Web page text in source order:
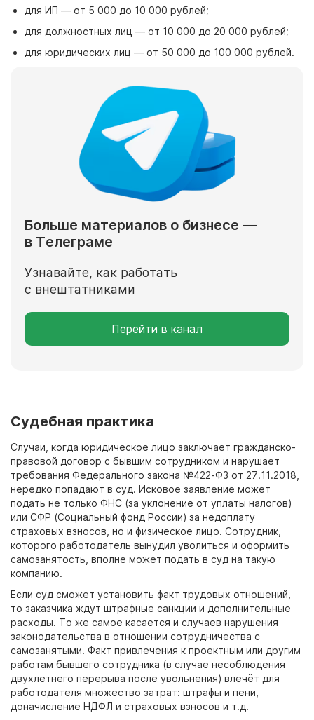
для ИП — от 5 000 до 10 000 рублей;
для должностных лиц — от 10 000 до 20 000 рублей;
для юридических лиц — от 50 000 до 100 000 рублей.
Больше материалов о бизнесе —
в Телеграме
Узнавайте, как работать
с внештатниками
Перейти в канал
Судебная практика
Случаи, когда юридическое лицо заключает гражданско-
правовой договор с бывшим сотрудником и нарушает
требования Федерального закона №422-ФЗ от 27.11.2018,
нередко попадают в суд. Исковое заявление может
подать не только ФНС (за уклонение от уплаты налогов)
или СФР (Социальный фонд России) за недоплату
страховых взносов, но и физическое лицо. Сотрудник,
которого работодатель вынудил уволиться и оформить
самозанятость, вполне может подать в суд на такую
компанию.
Если суд сможет установить факт трудовых отношений,
то заказчика ждут штрафные санкции и дополнительные
расходы. То же самое касается и случаев нарушения
законодательства в отношении сотрудничества с
самозанятыми. Факт привлечения к проектным или другим
работам бывшего сотрудника (в случае несоблюдения
двухлетнего перерыва после увольнения) влечёт для
работодателя множество затрат: штрафы и пени,
доначисление НДФЛ и страховых взносов и т.д.